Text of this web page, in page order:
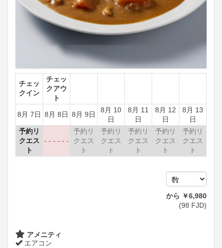
チェッ
クイン
チェッ
クアウ
ト
8月 7日 8月 8日 8月 9日
8月 10
日
8月 11
日
8月 12
日
8月 13
日
予約リ
クエス
ト
- - - - - -
予約リ
クエス
ト
予約リ
クエス
ト
予約リ
クエス
ト
予約リ
クエス
ト
予約リ
クエス
ト
から ￥6,980
(98 FJD)
アメニティ
エアコン